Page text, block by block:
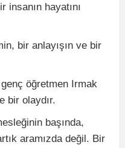
insanın hayatını
bir anlayışın ve bir
öğretmen Irmak
bir olaydır.
başında,
aramızda değil. Bir